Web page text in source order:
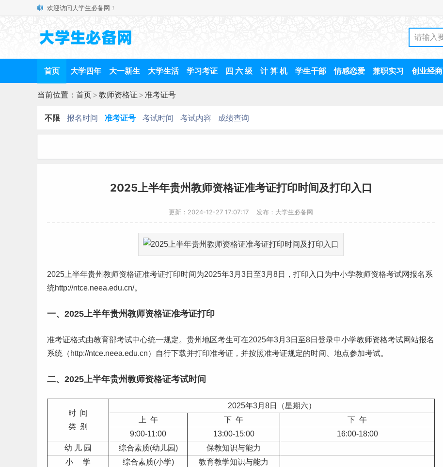
欢迎访问大学生必备网！
首页 大学四年 大一新生 大学生活 学习考证 四 六 级 计 算 机 学生干部 情感恋爱 兼职实习 创业经商
当前位置： 首页> 教师资格证 > 准考证号
不限 报名时间 准考证号 考试时间 考试内容 成绩查询
2025上半年贵州教师资格证准考证打印时间及打印入口
更新：2024-12-27 17:07:17 发布：大学生必备网
2025上半年贵州教师资格证准考证打印时间为2025年3月3日至3月8日，打印入口为中小学教师资格考试网报名系
统http://ntce.neea.edu.cn/。
一、2025上半年贵州教师资格证准考证打印
准考证格式由教育部考试中心统一规定。贵州地区考生可在2025年3月3日至8日登录中小学教师资格考试网站报名
系统（http://ntce.neea.edu.cn）自行下载并打印准考证，并按照准考证规定的时间、地点参加考试。
二、2025上半年贵州教师资格证考试时间
时 间
类 别
2025年3月8日（星期六）
上 午
下 午
下 午
9:00-11:00
13:00-15:00
16:00-18:00
幼 儿 园
综合素质(幼儿园)
保教知识与能力
小 学
综合素质(小学)
教育教学知识与能力